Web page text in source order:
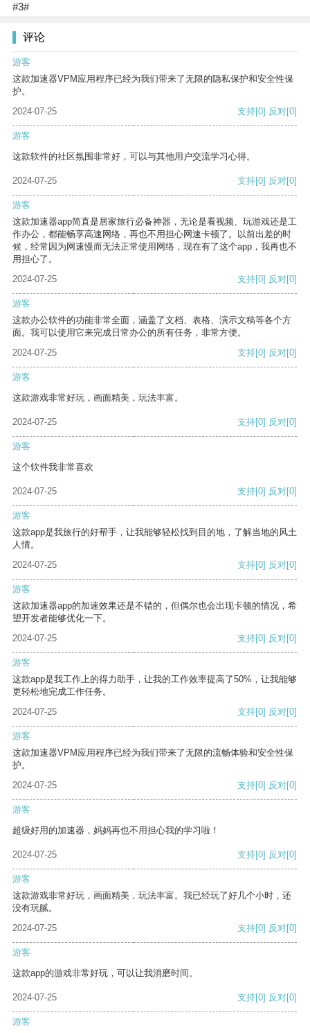
#3#
评论
游客
这款加速器VPM应用程序已经为我们带来了无限的隐私保护和安全性保
护。
2024-07-25
支持[0] 反对[0]
游客
这款软件的社区氛围非常好，可以与其他用户交流学习心得。
2024-07-25 支持[0] 反对[0]
游客
这款加速器app简直是居家旅行必备神器，无论是看视频、玩游戏还是工
作办公，都能畅享高速网络，再也不用担心网速卡顿了。以前出差的时
候，经常因为网速慢而无法正常使用网络，现在有了这个app，我再也不
用担心了。
2024-07-25
支持[0] 反对[0]
游客
这款办公软件的功能非常全面，涵盖了文档、表格、演示文稿等各个方
面。我可以使用它来完成日常办公的所有任务，非常方便。
2024-07-25
支持[0] 反对[0]
游客
这款游戏非常好玩，画面精美，玩法丰富。
2024-07-25 支持[0] 反对[0]
游客
这个软件我非常喜欢
2024-07-25 支持[0] 反对[0]
游客
这款app是我旅行的好帮手，让我能够轻松找到目的地，了解当地的风土
人情。
2024-07-25
支持[0] 反对[0]
游客
这款加速器app的加速效果还是不错的，但偶尔也会出现卡顿的情况，希
望开发者能够优化一下。
2024-07-25
支持[0] 反对[0]
游客
这款app是我工作上的得力助手，让我的工作效率提高了50%，让我能够
更轻松地完成工作任务。
2024-07-25
支持[0] 反对[0]
游客
这款加速器VPM应用程序已经为我们带来了无限的流畅体验和安全性保
护。
2024-07-25
支持[0] 反对[0]
游客
超级好用的加速器，妈妈再也不用担心我的学习啦！
2024-07-25 支持[0] 反对[0]
游客
这款游戏非常好玩，画面精美，玩法丰富。我已经玩了好几个小时，还
没有玩腻。
2024-07-25
支持[0] 反对[0]
游客
这款app的游戏非常好玩，可以让我消磨时间。
2024-07-25 支持[0] 反对[0]
游客